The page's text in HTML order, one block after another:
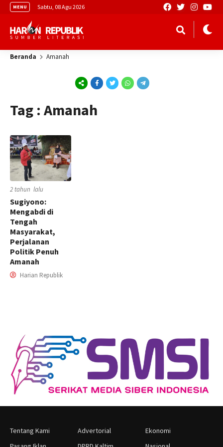
MENU Sabtu, 08 Agu 2026
Beranda Amanah
Tag : Amanah
2 tahun lalu
Sugiyono:
Mengabdi di
Tengah
Masyarakat,
Perjalanan
Politik Penuh
Amanah
Harian Republik
Tentang Kami
Advertorial
Ekonomi